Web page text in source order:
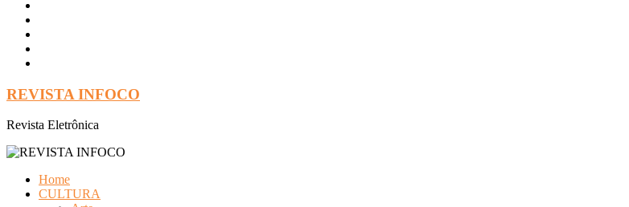
REVISTA INFOCO
Revista Eletrônica
Home
CULTURA